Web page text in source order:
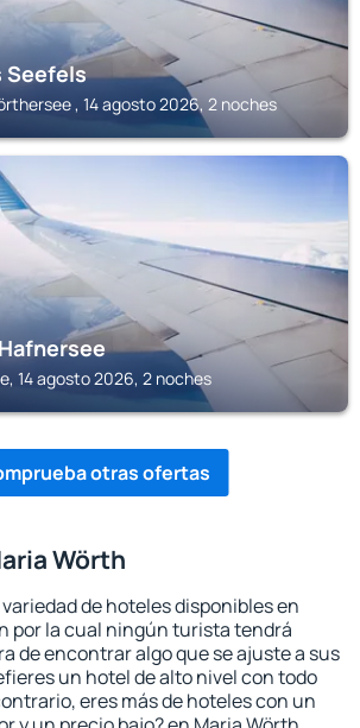
Seefels
, 14 agosto 2026, 2 noches
14 agosto 2026, 2 noches
otras ofertas
Wörth
de hoteles disponibles en
por la cual ningún turista tendrá
de encontrar algo que se ajuste a sus
un hotel de alto nivel con todo
eres más de hoteles con un